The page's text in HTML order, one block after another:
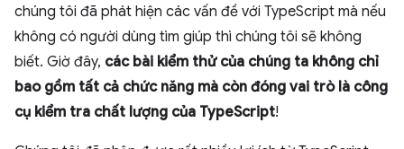
chúng tôi đã phát hiện các vấn đề với TypeScript mà nếu
không có người dùng tìm giúp thì chúng tôi sẽ không
biết. Giờ đây, các bài kiểm thử của chúng ta không chỉ
bao gồm tất cả chức năng mà còn đóng vai trò là công
cụ kiểm tra chất lượng của TypeScript!